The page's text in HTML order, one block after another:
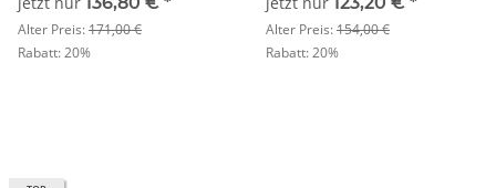
Alter Preis:171,00 €
Rabatt:20%
Alter Preis:154,00 €
Rabatt:20%